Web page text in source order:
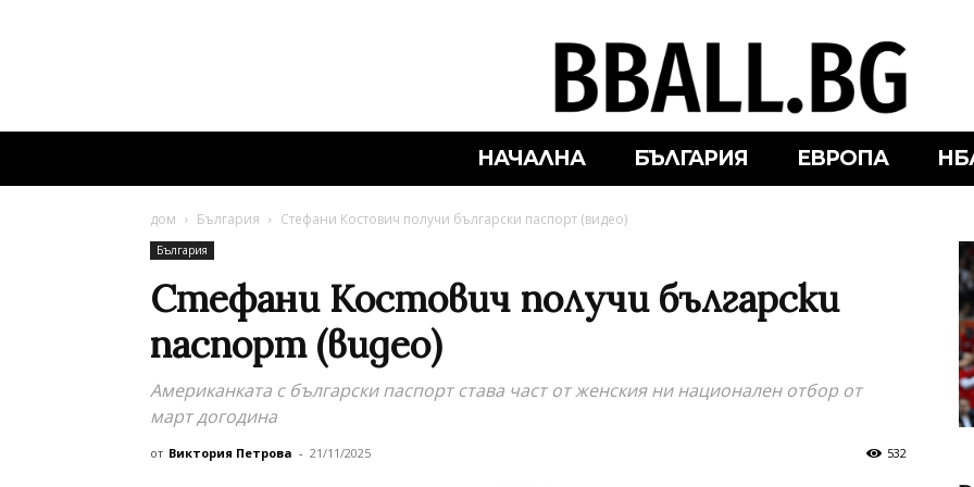
НАЧАЛНА БЪЛГАРИЯ ЕВРОПА
дом България Стефани Костович получи български паспорт (видео)
България
Стефани Костович получи български
паспорт (видео)
Американката с български паспорт става част от женския ни национален отбор от
март догодина
от Виктория Петрова - 21/11/2025 532